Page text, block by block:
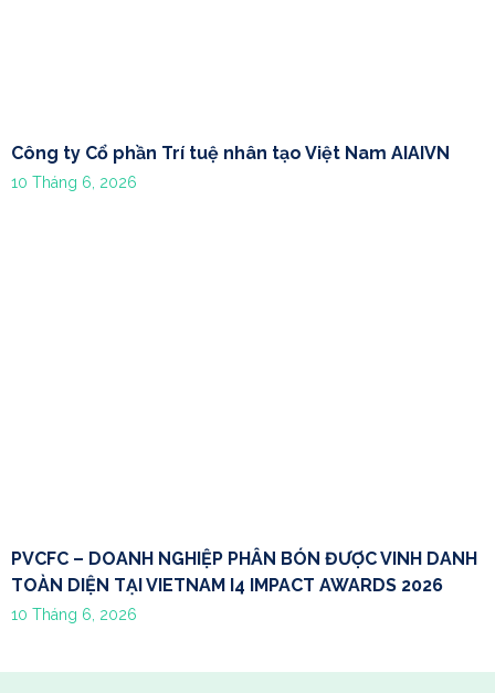
Công ty Cổ phần Trí tuệ nhân tạo Việt Nam AIAIVN
10 Tháng 6, 2026
PVCFC – DOANH NGHIỆP PHÂN BÓN ĐƯỢC VINH DANH
TOÀN DIỆN TẠI VIETNAM I4 IMPACT AWARDS 2026
10 Tháng 6, 2026